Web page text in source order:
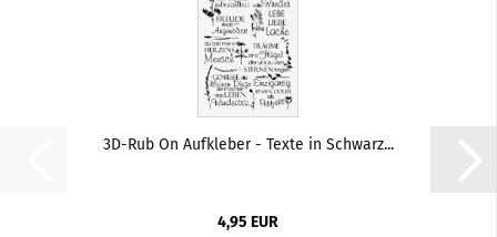
3D-Rub On Aufkleber - Texte in Schwarz...
4,95 EUR